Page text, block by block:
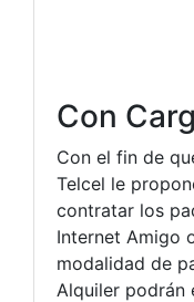
Con
Con el fin de
Telcel le
contratar los
Internet Amigo
modalidad de
Alquiler podrán